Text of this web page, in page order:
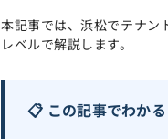
本記事では、浜松でテナン
レベルで解説します。
📋 この記事でわか